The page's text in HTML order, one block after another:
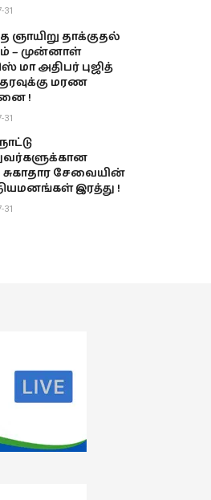
31
ஞாயிறு தாக்குதல்
– முன்னாள்
மா அதிபர் புஜித்
மரண
!
31
சுகாதார சேவையின்
இரத்து !
31